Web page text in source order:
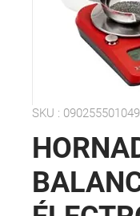
SKU : 090255501049